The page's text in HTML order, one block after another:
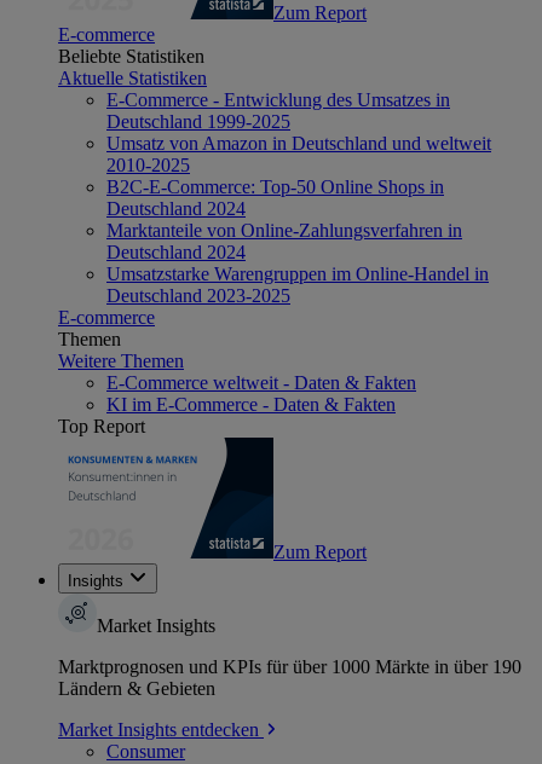
Zum Report
E-commerce
Beliebte Statistiken
Aktuelle Statistiken
E-Commerce - Entwicklung des Umsatzes in
Deutschland 1999-2025
Umsatz von Amazon in Deutschland und weltweit
2010-2025
B2C-E-Commerce: Top-50 Online Shops in
Deutschland 2024
Marktanteile von Online-Zahlungsverfahren in
Deutschland 2024
Umsatzstarke Warengruppen im Online-Handel in
Deutschland 2023-2025
E-commerce
Themen
Weitere Themen
E-Commerce weltweit - Daten & Fakten
KI im E-Commerce - Daten & Fakten
Top Report
Zum Report
Insights
Market Insights
Marktprognosen und KPIs für über 1000 Märkte in über 190
Ländern & Gebieten
Market Insights entdecken
Consumer